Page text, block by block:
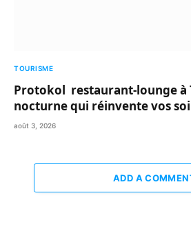
TOURISME
Protokol restaurant-lounge à
nocturne qui réinvente vos
août 3, 2026
ADD A